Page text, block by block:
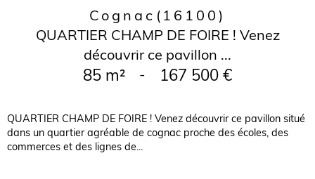
Cognac (16100)
QUARTIER CHAMP DE FOIRE ! Venez
découvrir ce pavillon ...
85 m² - 167 500 €
QUARTIER CHAMP DE FOIRE ! Venez découvrir ce pavillon situé
dans un quartier agréable de cognac proche des écoles, des
commerces et des lignes de...